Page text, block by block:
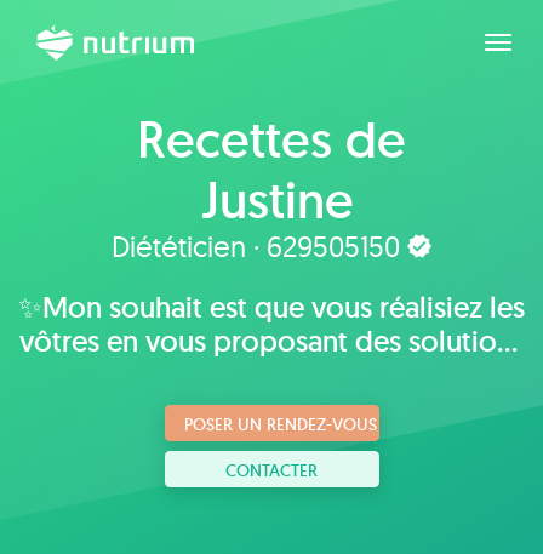
Recettes de
Justine
Diététicien · 629505150
✨Mon souhait est que vous réalisiez les
vôtres en vous proposant des solutions
habitudes et mode de vie.
POSER UN RENDEZ-VOUS
CONTACTER